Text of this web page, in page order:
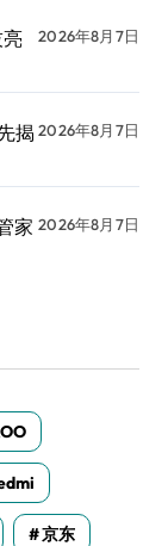
2026年8月7日
揭 2026年8月7日
家 2026年8月7日
京东